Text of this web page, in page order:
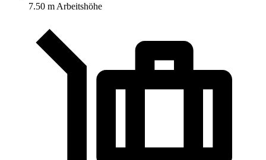
7.50 m Arbeitshöhe